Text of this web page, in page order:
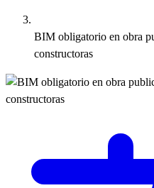
BIM obligatorio en obra
constructoras